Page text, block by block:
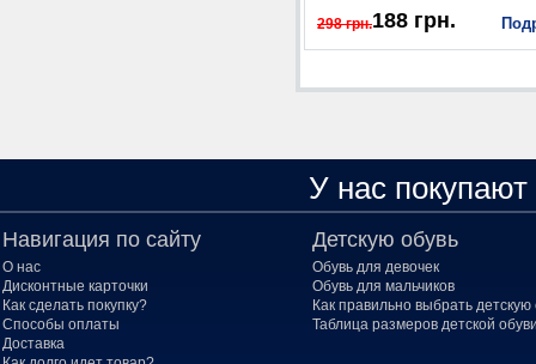
298 грн.188 грн.
У нас покупают
Навигация по сайту
О нас
Дисконтные карточки
Как сделать покупку?
Способы оплаты
Доставка
Детскую обувь
Обувь для девочек
Обувь для мальчиков
Как правильно выбрать детскую
Таблица размеров детской